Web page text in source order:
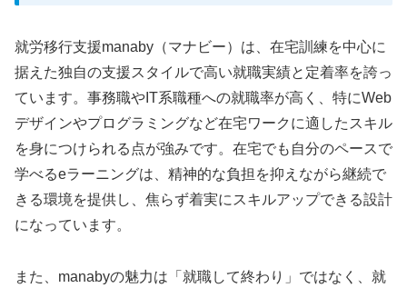
就労移行支援manaby（マナビー）は、在宅訓練を中心に
据えた独自の支援スタイルで高い就職実績と定着率を誇っ
ています。事務職やIT系職種への就職率が高く、特にWeb
デザインやプログラミングなど在宅ワークに適したスキル
を身につけられる点が強みです。在宅でも自分のペースで
学べるeラーニングは、精神的な負担を抑えながら継続で
きる環境を提供し、焦らず着実にスキルアップできる設計
になっています。
また、manabyの魅力は「就職して終わり」ではなく、就